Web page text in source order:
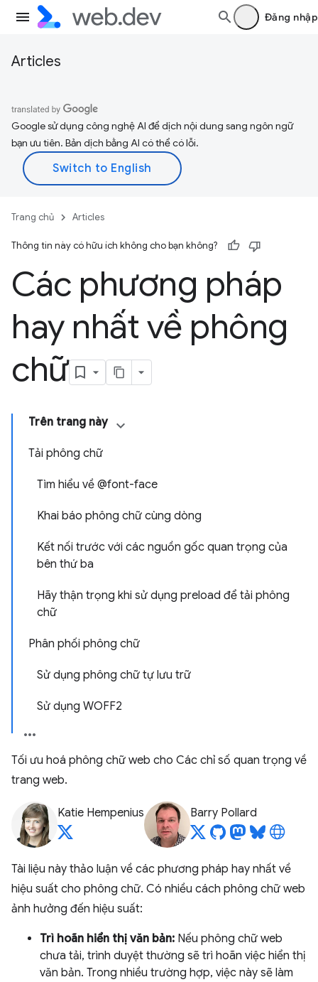
Đăng nhập
Articles
Google sử dụng công nghệ AI để dịch nội dung sang ngôn ngữ
bạn ưu tiên. Bản dịch bằng AI có thể có lỗi.
Trang chủ Articles
Thông tin này có hữu ích không cho bạn không?
Các phương pháp
hay nhất về phông
chữ
Trên trang này
Tải phông chữ
Tìm hiểu về @font-face
Khai báo phông chữ cùng dòng
Kết nối trước với các nguồn gốc quan trọng của
bên thứ ba
Hãy thận trọng khi sử dụng preload để tải phông
chữ
Phân phối phông chữ
Sử dụng phông chữ tự lưu trữ
Sử dụng WOFF2
Tối ưu hoá phông chữ web cho Các chỉ số quan trọng về
trang web.
Katie Hempenius Barry Pollard
Tài liệu này thảo luận về các phương pháp hay nhất về
hiệu suất cho phông chữ. Có nhiều cách phông chữ web
ảnh hưởng đến hiệu suất:
Trì hoãn hiển thị văn bản: Nếu phông chữ web
chưa tải, trình duyệt thường sẽ trì hoãn việc hiển thị
văn bản. Trong nhiều trường hợp, việc này sẽ làm